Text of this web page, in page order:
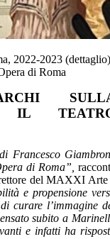
2022-2023
di Roma
IL
Francesco
di Roma”,
del MAXXI Arte
e propensione
curare l’immagine
subito a
e infatti ha